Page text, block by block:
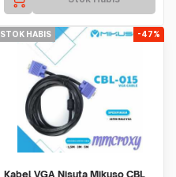
STOK HABIS -47%
Kabel VGA Nisuta Mikuso CBL